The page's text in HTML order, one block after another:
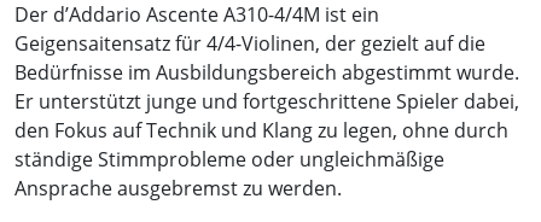
Der d’Addario Ascente A310-4/4M ist ein
Geigensaitensatz für 4/4-Violinen, der gezielt auf die
Bedürfnisse im Ausbildungsbereich abgestimmt wurde.
Er unterstützt junge und fortgeschrittene Spieler dabei,
den Fokus auf Technik und Klang zu legen, ohne durch
ständige Stimmprobleme oder ungleichmäßige
Ansprache ausgebremst zu werden.